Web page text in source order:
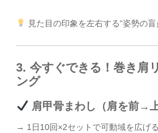
見た目の印象を左右する“姿勢の盲
3. 今すぐできる！巻き肩
ング
肩甲骨まわし（肩を前→
→ 1日10回×2セットで可動域を広げる